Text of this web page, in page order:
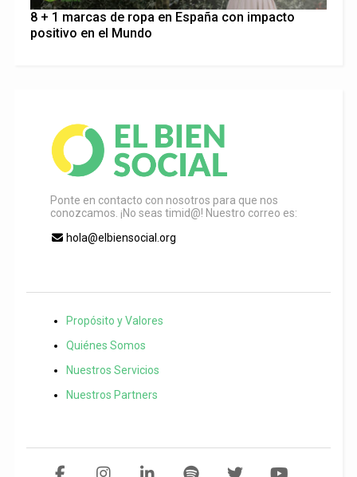
8 + 1 marcas de ropa en España con impacto
positivo en el Mundo
Ponte en contacto con nosotros para que nos
conozcamos. ¡No seas timid@! Nuestro correo es:
hola@elbiensocial.org
Propósito y Valores
Quiénes Somos
Nuestros Servicios
Nuestros Partners